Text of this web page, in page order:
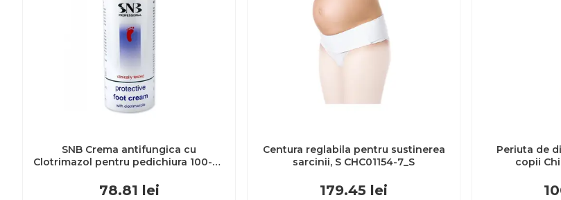
SNB Crema antifungica cu
Clotrimazol pentru pedichiura 100-ml
78.81 lei
Centura reglabila pentru sustinerea
sarcinii, S CHC01154-7_S
179.45 lei
Periuta de
copii